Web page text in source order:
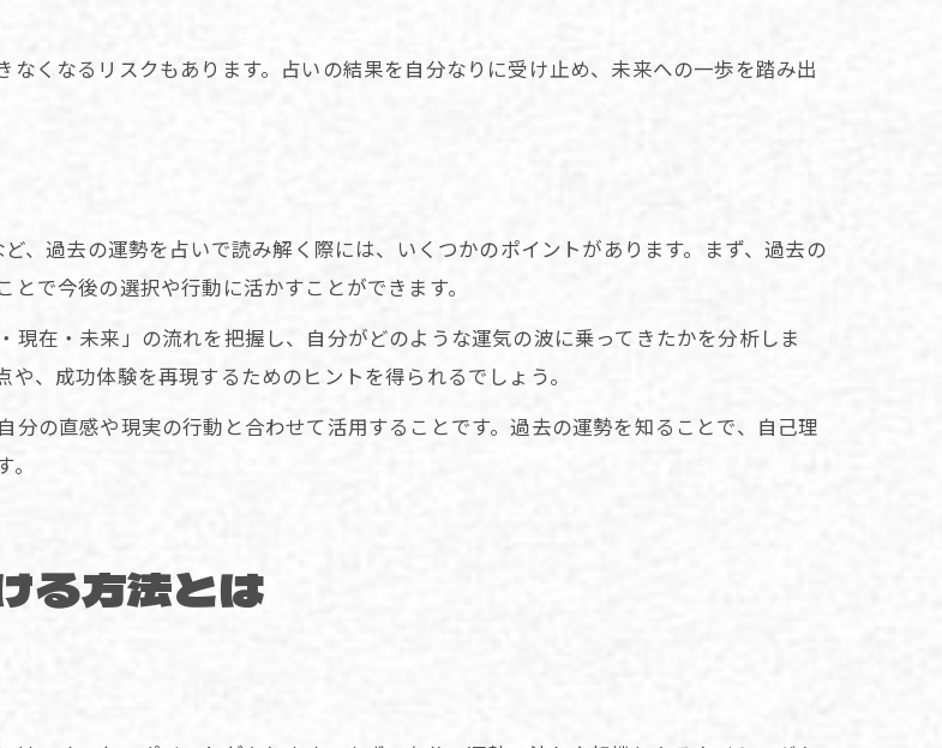
くなるリスクもあります。占いの結果を自分なりに受け止め、未来への一歩を踏み出
、過去の運勢を占いで読み解く際には、いくつかのポイントがあります。まず、過去の
で今後の選択や行動に活かすことができます。
在・未来」の流れを把握し、自分がどのような運気の波に乗ってきたかを分析しま
、成功体験を再現するためのヒントを得られるでしょう。
の直感や現実の行動と合わせて活用することです。過去の運勢を知ることで、自己理
る方法とは